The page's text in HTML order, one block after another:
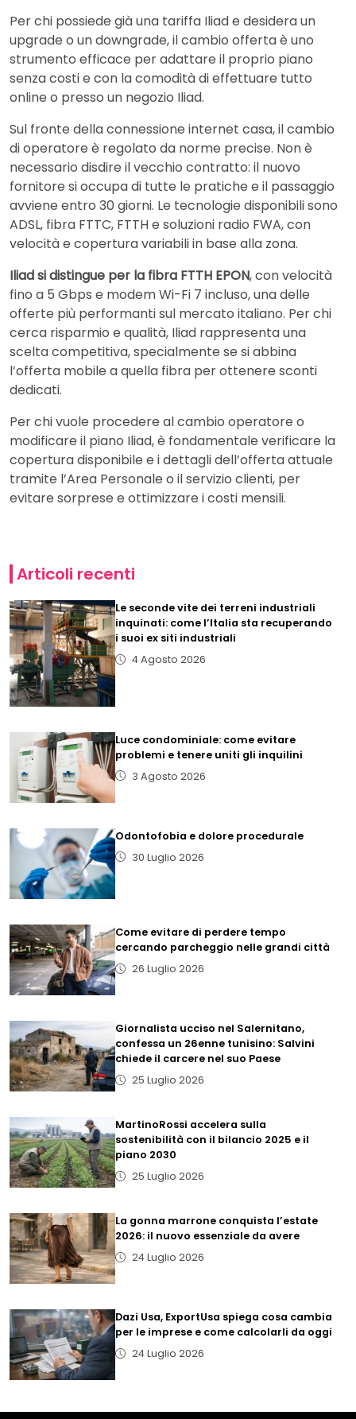
Per chi possiede già una tariffa Iliad e desidera un
upgrade o un downgrade, il cambio offerta è uno
strumento efficace per adattare il proprio piano
senza costi e con la comodità di effettuare tutto
online o presso un negozio Iliad.
Sul fronte della connessione internet casa, il cambio
di operatore è regolato da norme precise. Non è
necessario disdire il vecchio contratto: il nuovo
fornitore si occupa di tutte le pratiche e il passaggio
avviene entro 30 giorni. Le tecnologie disponibili sono
ADSL, fibra FTTC, FTTH e soluzioni radio FWA, con
velocità e copertura variabili in base alla zona.
Iliad si distingue per la fibra FTTH EPON, con velocità
fino a 5 Gbps e modem Wi-Fi 7 incluso, una delle
offerte più performanti sul mercato italiano. Per chi
cerca risparmio e qualità, Iliad rappresenta una
scelta competitiva, specialmente se si abbina
l’offerta mobile a quella fibra per ottenere sconti
dedicati.
Per chi vuole procedere al cambio operatore o
modificare il piano Iliad, è fondamentale verificare la
copertura disponibile e i dettagli dell’offerta attuale
tramite l’Area Personale o il servizio clienti, per
evitare sorprese e ottimizzare i costi mensili.
Articoli recenti
Le seconde vite dei terreni industriali
inquinati: come l’Italia sta recuperando
i suoi ex siti industriali
4 Agosto 2026
Luce condominiale: come evitare
problemi e tenere uniti gli inquilini
3 Agosto 2026
Odontofobia e dolore procedurale
30 Luglio 2026
Come evitare di perdere tempo
cercando parcheggio nelle grandi città
26 Luglio 2026
Giornalista ucciso nel Salernitano,
confessa un 26enne tunisino: Salvini
chiede il carcere nel suo Paese
25 Luglio 2026
MartinoRossi accelera sulla
sostenibilità con il bilancio 2025 e il
piano 2030
25 Luglio 2026
La gonna marrone conquista l’estate
2026: il nuovo essenziale da avere
24 Luglio 2026
Dazi Usa, ExportUsa spiega cosa cambia
per le imprese e come calcolarli da oggi
24 Luglio 2026